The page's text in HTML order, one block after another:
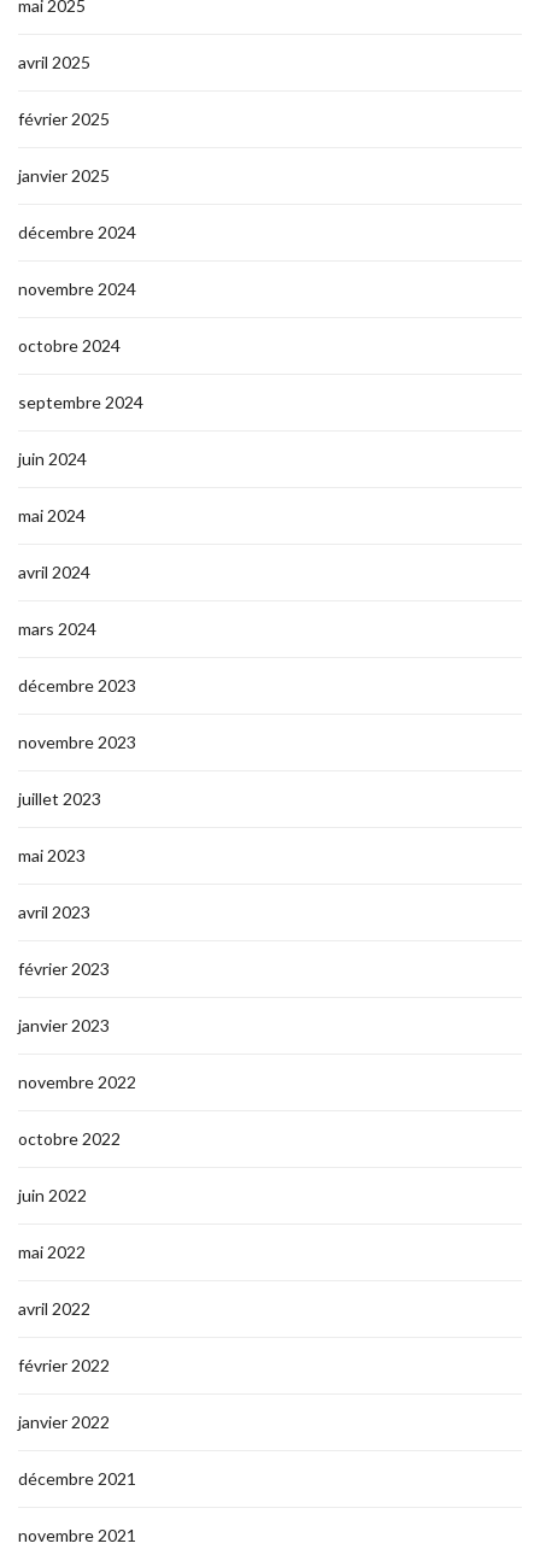
mai 2025
avril 2025
février 2025
janvier 2025
décembre 2024
novembre 2024
octobre 2024
septembre 2024
juin 2024
mai 2024
avril 2024
mars 2024
décembre 2023
novembre 2023
juillet 2023
mai 2023
avril 2023
février 2023
janvier 2023
novembre 2022
octobre 2022
juin 2022
mai 2022
avril 2022
février 2022
janvier 2022
décembre 2021
novembre 2021